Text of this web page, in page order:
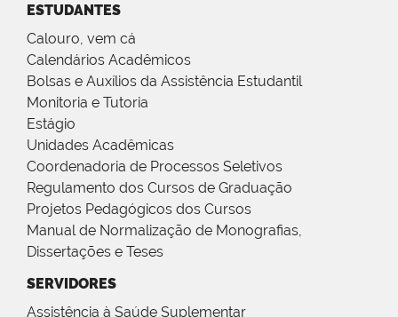
ESTUDANTES
Calouro, vem cá
Calendários Acadêmicos
Bolsas e Auxílios da Assistência Estudantil
Monitoria e Tutoria
Estágio
Unidades Acadêmicas
Coordenadoria de Processos Seletivos
Regulamento dos Cursos de Graduação
Projetos Pedagógicos dos Cursos
Manual de Normalização de Monografias,
Dissertações e Teses
SERVIDORES
Assistência à Saúde Suplementar